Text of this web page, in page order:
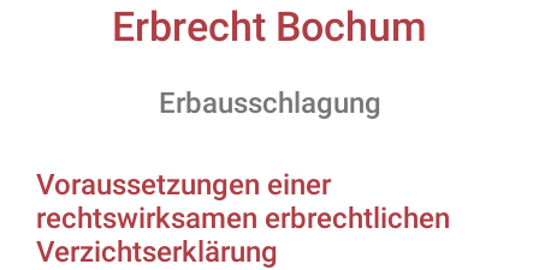
Erbrecht Bochum
Erbausschlagung
Voraussetzungen einer
rechtswirksamen erbrechtlichen
Verzichtserklärung